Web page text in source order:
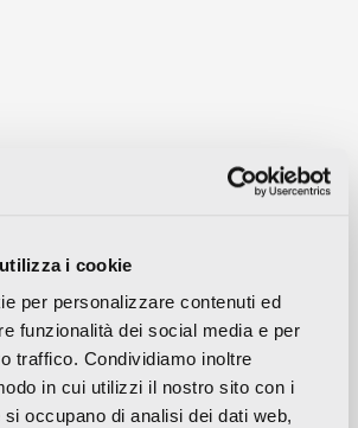
i cookie
per personalizzare contenuti ed
funzionalità dei social media e per
traffico. Condividiamo inoltre
in cui utilizzi il nostro sito con i
occupano di analisi dei dati web,